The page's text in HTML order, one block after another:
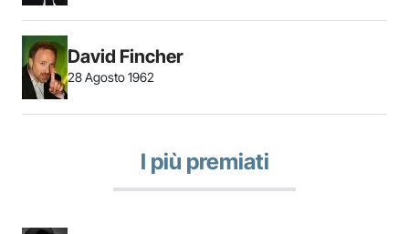
David Fincher
28 Agosto 1962
I più premiati